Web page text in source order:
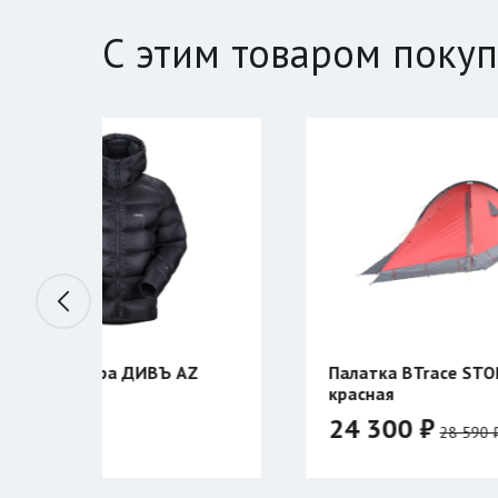
С этим товаром
Палатка BTrace STORM 2
28 590 ₽